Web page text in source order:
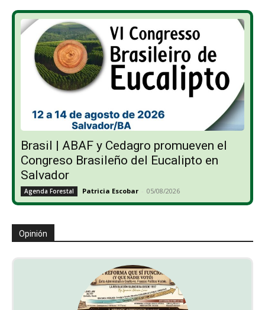
Brasil | ABAF y Cedagro promueven el
Congreso Brasileño del Eucalipto en
Salvador
Agenda Forestal Patricia Escobar - 05/08/2026
Opinión